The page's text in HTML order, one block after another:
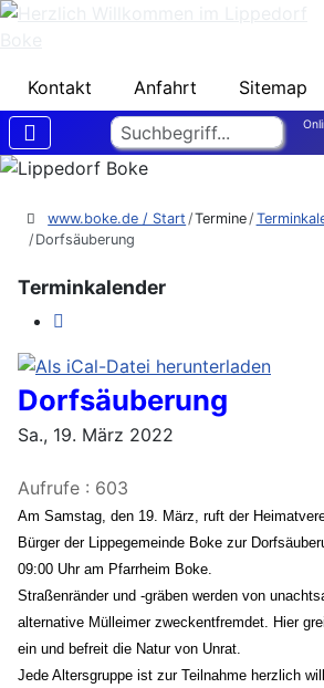
Suchen
Kontakt Anfahrt Sitemap
www.boke.de / Start Termine
Dorfsäuberung
Terminkalender
Dorfsäuberung
Sa., 19. März 2022
Aufrufe : 603
Am Samstag, den 19. März, ruft der
Bürger der Lippegemeinde Boke zur
09:00 Uhr am Pfarrheim Boke.
Straßenränder und -gräben werden von
alternative Mülleimer zweckentfremdet. Hier
ein und befreit die Natur von Unrat.
Jede Altersgruppe ist zur Teilnahme herzlich